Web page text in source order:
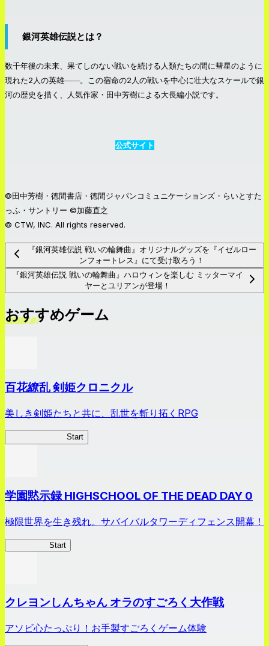
銀河英雄伝説とは？
数千年後の未来、果てしのない戦いを続ける人類たちの間に彗星のように
現れた2人の英雄――。この宿命の2人の戦いを中心に壮大なスケールで銀
河の歴史を描く、人気作家・田中芳樹による大長編小説です。
公式サイト
©田中芳樹・徳間書店・徳間ジャパンコミュニケーションズ・らいとすた
っふ・サントリー ©加藤直之
© CTW, INC. All rights reserved.
『銀河英雄伝説 戦いの輪舞曲』オリジナルグッズを『イゼルロー
ンフォートレス』にて受け取ろう！
『銀河英雄伝説 戦いの輪舞曲』ハロウィンを楽しむ ミッターマイ
ヤーとユリアンが登場！
おすすめゲーム
百花繚乱 剣姫クロニクル
美しき剣姫たちと共に、乱世を斬り拓くRPG
Start
学園黙示録 HIGHSCHOOL OF THE DEAD DAY 0
極限世界を生き残れ。サバイバルタワーディフェンス開幕！
Start
クレヨンしんちゃん オラのすごろく大作戦
アソビ心たっぷり！お手製すごろくゲーム体験